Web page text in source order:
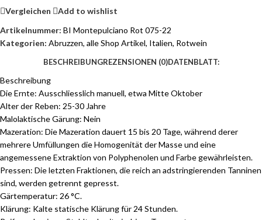
Vergleichen
Add to wishlist
Artikelnummer: BI Montepulciano Rot 075-22
Kategorien: Abruzzen, alle Shop Artikel, Italien, Rotwein
BESCHREIBUNGREZENSIONEN (0)DATENBLATT:
Beschreibung
Die Ernte: Ausschliesslich manuell, etwa Mitte Oktober
Alter der Reben: 25-30 Jahre
Malolaktische Gärung: Nein
Mazeration: Die Mazeration dauert 15 bis 20 Tage, während derer
mehrere Umfüllungen die Homogenität der Masse und eine
angemessene Extraktion von Polyphenolen und Farbe gewährleisten.
Pressen: Die letzten Fraktionen, die reich an adstringierenden Tanninen
sind, werden getrennt gepresst.
Gärtemperatur: 26 °C.
Klärung: Kalte statische Klärung für 24 Stunden.